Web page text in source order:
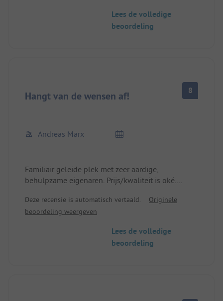
Lees de volledige
beoordeling
Hangt van de wensen af! 8
Andreas Marx
Familiair geleide plek met zeer aardige,
behulpzame eigenaren. Prijs/kwaliteit is oké.
Paradijs voor kinderen, diverse voertuigen,
speelplaats. Café met koffie/taart en diverse
poëzie. Strandbad met kiosk/afhaal bij de overkant
van de straat. We komen terug.
Deze recensie is automatisch vertaald.
Originele
beoordeling weergeven
Lees de volledige
beoordeling